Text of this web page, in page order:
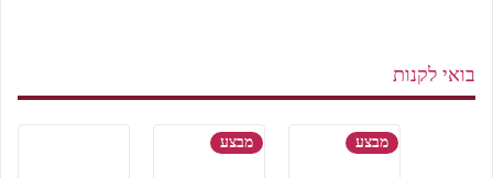
בואי לקנות
מבצע מבצע